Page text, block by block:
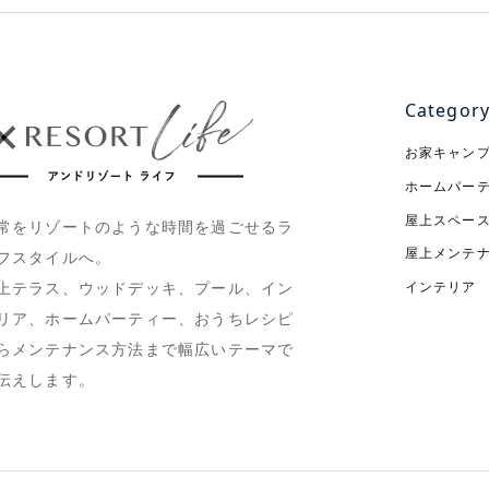
をリゾートのような時間を過ごせるラ
スタイルへ。
テラス、ウッドデッキ、プール、イン
ア、ホームパーティー、おうちレシピ
メンテナンス方法まで幅広いテーマで
えします。
Category
お家キャン
ホームパー
屋上スペー
屋上メンテ
インテリア